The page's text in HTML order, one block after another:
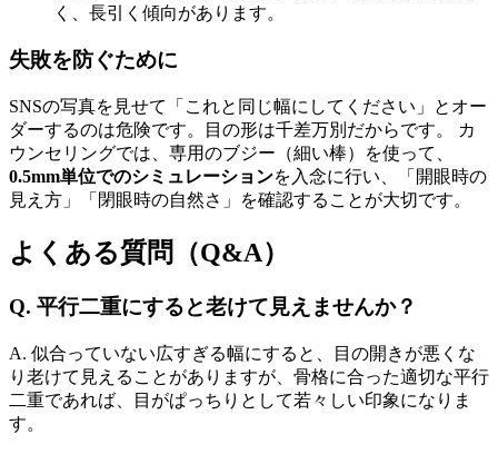
く、長引く傾向があります。
失敗を防ぐために
SNSの写真を見せて「これと同じ幅にしてください」とオー
ダーするのは危険です。目の形は千差万別だからです。 カ
ウンセリングでは、専用のブジー（細い棒）を使って、
0.5mm単位でのシミュレーションを入念に行い、「開眼時の
見え方」「閉眼時の自然さ」を確認することが大切です。
よくある質問（Q&A）
Q. 平行二重にすると老けて見えませんか？
A. 似合っていない広すぎる幅にすると、目の開きが悪くな
り老けて見えることがありますが、骨格に合った適切な平行
二重であれば、目がぱっちりとして若々しい印象になりま
す。